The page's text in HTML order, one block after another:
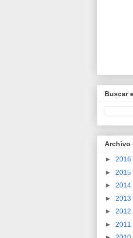
Buscar
Archivo
► 2016
► 2015
► 2014
► 2013
► 2012
► 2011